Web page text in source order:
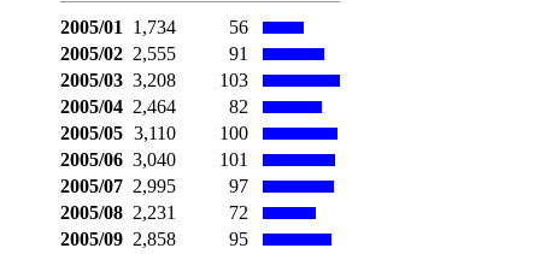
2005/01 1,734
56
2005/02 2,555
91
2005/03 3,208
103
2005/04 2,464
82
2005/05 3,110
100
2005/06 3,040
101
2005/07 2,995
97
2005/08 2,231
72
2005/09 2,858
95